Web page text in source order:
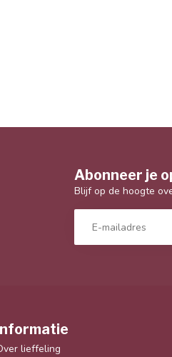
Abonneer je
Blijf op de hoogte
lieffeling